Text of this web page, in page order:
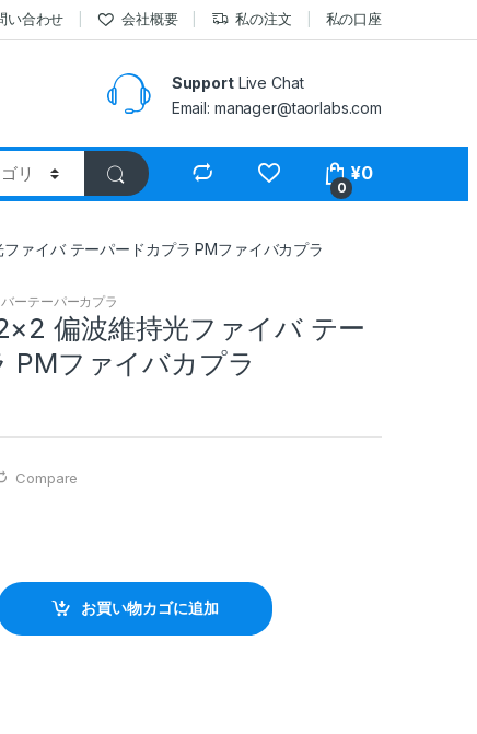
い合わせ 会社概要 私の注文 私の口座
SupportLive Chat
Email: manager@taorlabs.com
0
¥0
ァイバ テーパードカプラ PMファイバカプラ
ーテーパーカプラ
偏波維持光ファイバ テー
PMファイバカプラ
Compare
お買い物カゴに追加